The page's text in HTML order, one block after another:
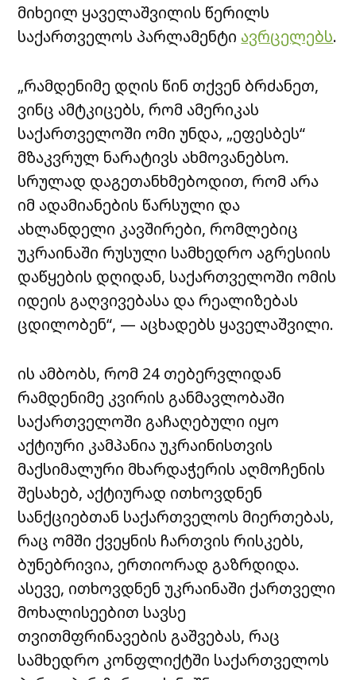
მიხეილ ყაველაშვილის წერილს
საქართველოს პარლამენტი ავრცელებს.
„რამდენიმე დღის წინ თქვენ ბრძანეთ,
ვინც ამტკიცებს, რომ ამერიკას
საქართველოში ომი უნდა, „ეფესბეს“
მზაკვრულ ნარატივს ახმოვანებსო.
სრულად დაგეთანხმებოდით, რომ არა
იმ ადამიანების წარსული და
ახლანდელი კავშირები, რომლებიც
უკრაინაში რუსული სამხედრო აგრესიის
დაწყების დღიდან, საქართველოში ომის
იდეის გაღვივებასა და რეალიზებას
ცდილობენ“, — აცხადებს ყაველაშვილი.
ის ამბობს, რომ 24 თებერვლიდან
რამდენიმე კვირის განმავლობაში
საქართველოში გაჩაღებული იყო
აქტიური კამპანია უკრაინისთვის
მაქსიმალური მხარდაჭერის აღმოჩენის
შესახებ, აქტიურად ითხოვდნენ
სანქციებთან საქართველოს მიერთებას,
რაც ომში ქვეყნის ჩართვის რისკებს,
ბუნებრივია, ერთიორად გაზრდიდა.
ასევე, ითხოვდნენ უკრაინაში ქართველი
მოხალისეებით სავსე
თვითმფრინავების გაშვებას, რაც
სამხედრო კონფლიქტში საქართველოს